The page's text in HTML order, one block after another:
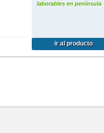
laborables en península
ir al producto